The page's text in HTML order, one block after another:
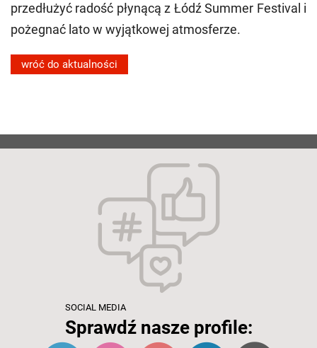
przedłużyć radość płynącą z Łódź Summer Festival i
pożegnać lato w wyjątkowej atmosferze.
wróć do aktualności
SOCIAL MEDIA
Sprawdź nasze profile: